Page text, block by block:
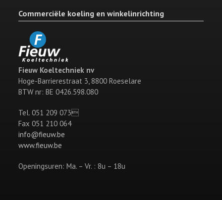
Commerciële koeling en winkelinrichting
Fieuw Koeltechniek nv
Hoge-Barrierestraat 3, 8800 Roeselare
BTW nr: BE 0426.598.080
Tel. 051 209 073
Fax 051 210 064
info@fieuw.be
www.fieuw.be
Openingsuren: Ma. – Vr. : 8u – 18u